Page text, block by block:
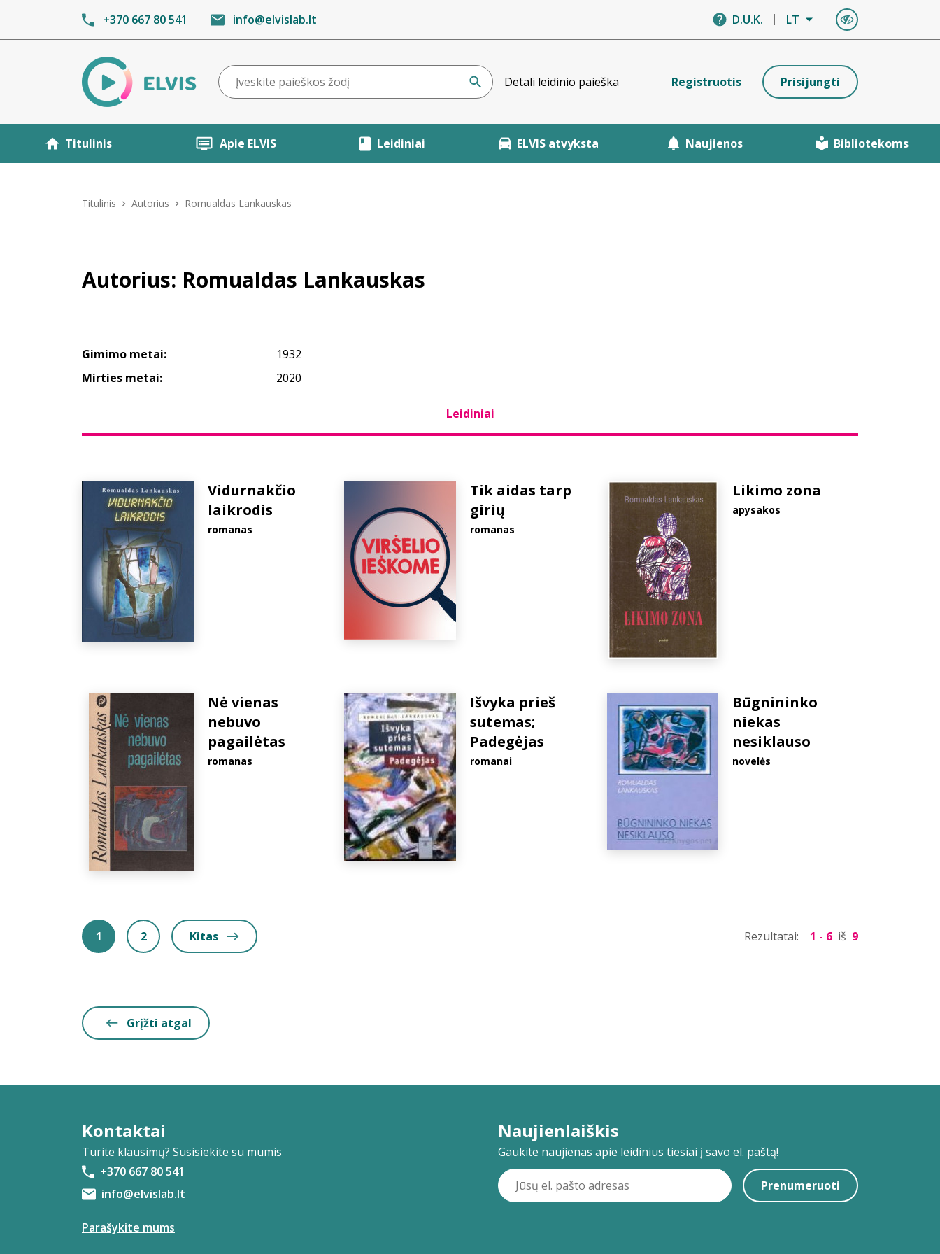
+370 667 80 541 info@elvislab.lt D.U.K. LT
Detali leidinio paieška Registruotis Prisijungti
Titulinis Apie ELVIS Leidiniai ELVIS atvyksta Naujienos Bibliotekoms
Titulinis Autorius Romualdas Lankauskas
Autorius: Romualdas Lankauskas
Gimimo metai:
1932
Mirties metai:
2020
Leidiniai
Vidurnakčio
laikrodis
romanas
Tik aidas tarp
girių
romanas
Likimo zona
apysakos
Nė vienas
nebuvo
pagailėtas
romanas
Išvyka prieš
sutemas;
Padegėjas
romanai
Būgnininko
niekas
nesiklauso
novelės
1 2 Kitas Rezultatai: 1 - 6 iš 9
Grįžti atgal
Kontaktai
Turite klausimų? Susisiekite su mumis
+370 667 80 541
info@elvislab.lt
Parašykite mums
Naujienlaiškis
Gaukite naujienas apie leidinius tiesiai į savo el. paštą!
Prenumeruoti